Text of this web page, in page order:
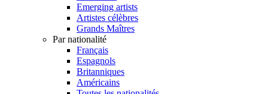
Emerging artists
Artistes célèbres
Grands Maîtres
Par nationalité
Français
Espagnols
Britanniques
Américains